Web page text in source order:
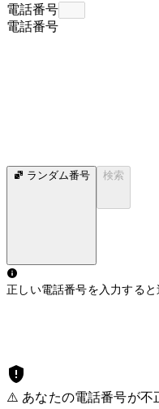
電話番号
電話番号
ランダム番号 検索
正しい電話番号を入力する
⚠️ あなたの電話番号が不